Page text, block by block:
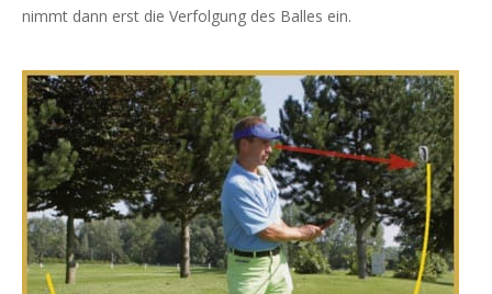
nimmt dann erst die Verfolgung des Balles ein.